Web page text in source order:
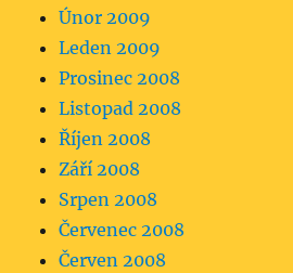
Únor 2009
Leden 2009
Prosinec 2008
Listopad 2008
Říjen 2008
Září 2008
Srpen 2008
Červenec 2008
Červen 2008